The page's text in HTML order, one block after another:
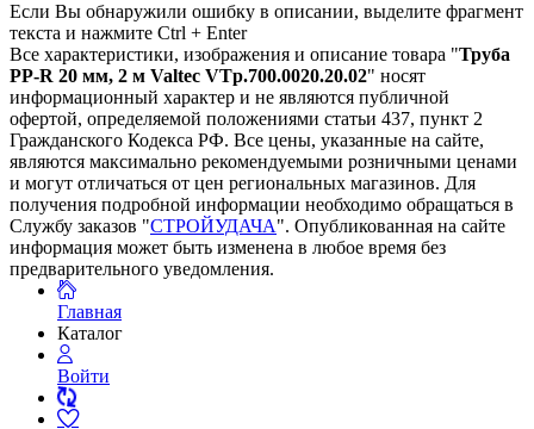
Если Вы обнаружили ошибку в описании, выделите фрагмент
текста и нажмите Ctrl + Enter
Все характеристики, изображения и описание товара "Труба
PP-R 20 мм, 2 м Valtec VTp.700.0020.20.02" носят
информационный характер и не являются публичной
офертой, определяемой положениями статьи 437, пункт 2
Гражданского Кодекса РФ. Все цены, указанные на сайте,
являются максимально рекомендуемыми розничными ценами
и могут отличаться от цен региональных магазинов. Для
получения подробной информации необходимо обращаться в
Службу заказов "СТРОЙУДАЧА". Опубликованная на сайте
информация может быть изменена в любое время без
предварительного уведомления.
Главная
Каталог
Войти